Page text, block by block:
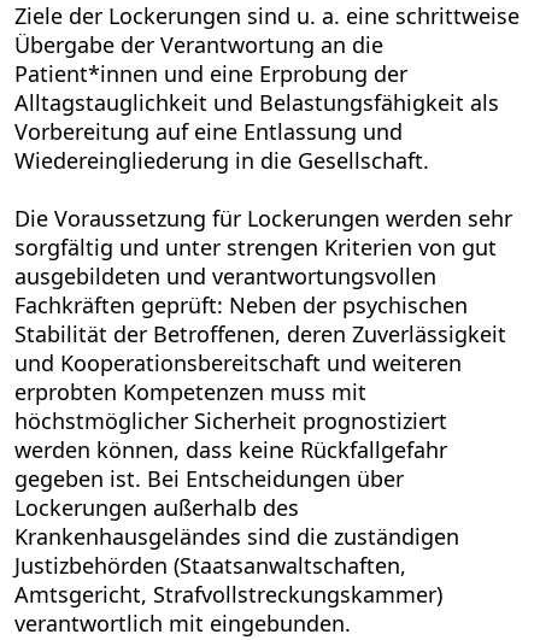
Ziele der Lockerungen sind u. a. eine schrittweise
Übergabe der Verantwortung an die
Patient*innen und eine Erprobung der
Alltagstauglichkeit und Belastungsfähigkeit als
Vorbereitung auf eine Entlassung und
Wiedereingliederung in die Gesellschaft.
Die Voraussetzung für Lockerungen werden sehr
sorgfältig und unter strengen Kriterien von gut
ausgebildeten und verantwortungsvollen
Fachkräften geprüft: Neben der psychischen
Stabilität der Betroffenen, deren Zuverlässigkeit
und Kooperationsbereitschaft und weiteren
erprobten Kompetenzen muss mit
höchstmöglicher Sicherheit prognostiziert
werden können, dass keine Rückfallgefahr
gegeben ist. Bei Entscheidungen über
Lockerungen außerhalb des
Krankenhausgeländes sind die zuständigen
Justizbehörden (Staatsanwaltschaften,
Amtsgericht, Strafvollstreckungskammer)
verantwortlich mit eingebunden.